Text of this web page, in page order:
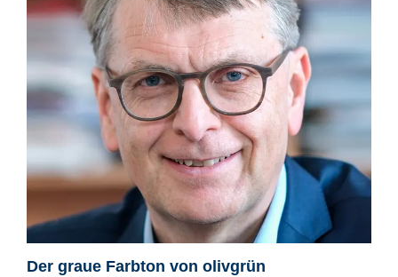
Der graue Farbton von olivgrün